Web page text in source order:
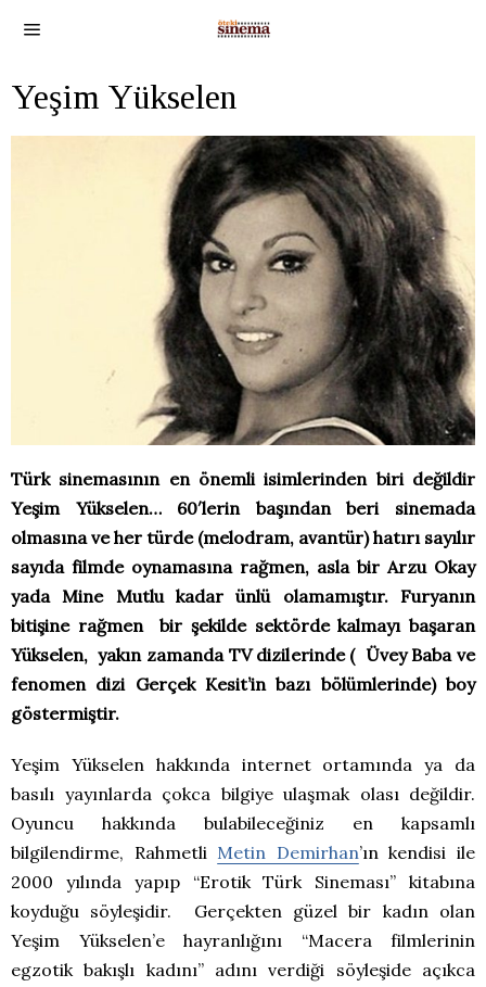
Yeşim Yükselen
Türk sinemasının en önemli isimlerinden biri değildir
Yeşim Yükselen… 60′lerin başından beri sinemada
olmasına ve her türde (melodram, avantür) hatırı sayılır
sayıda filmde oynamasına rağmen, asla bir Arzu Okay
yada Mine Mutlu kadar ünlü olamamıştır. Furyanın
bitişine rağmen bir şekilde sektörde kalmayı başaran
Yükselen, yakın zamanda TV dizilerinde ( Üvey Baba ve
fenomen dizi Gerçek Kesit’in bazı bölümlerinde) boy
göstermiştir.
Yeşim Yükselen hakkında internet ortamında ya da
basılı yayınlarda çokca bilgiye ulaşmak olası değildir.
Oyuncu hakkında bulabileceğiniz en kapsamlı
bilgilendirme, Rahmetli Metin Demirhan’ın kendisi ile
2000 yılında yapıp “Erotik Türk Sineması” kitabına
koyduğu söyleşidir. Gerçekten güzel bir kadın olan
Yeşim Yükselen’e hayranlığını “Macera filmlerinin
egzotik bakışlı kadını” adını verdiği söyleşide açıkca